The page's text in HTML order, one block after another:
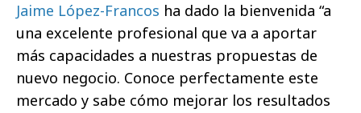
Jaime López-Francos ha dado la bienvenida “a
una excelente profesional que va a aportar
más capacidades a nuestras propuestas de
nuevo negocio. Conoce perfectamente este
mercado y sabe cómo mejorar los resultados